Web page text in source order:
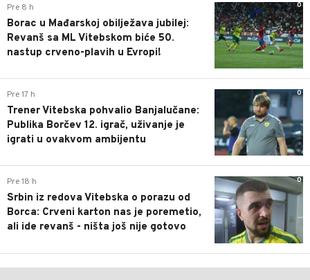
0
Pre 8 h
Borac u Mađarskoj obilježava jubilej:
Revanš sa ML Vitebskom biće 50.
nastup crveno-plavih u Evropi!
0
Pre 17 h
Trener Vitebska pohvalio Banjalučane:
Publika Borčev 12. igrač, uživanje je
igrati u ovakvom ambijentu
0
Pre 18 h
Srbin iz redova Vitebska o porazu od
Borca: Crveni karton nas je poremetio,
ali ide revanš - ništa još nije gotovo